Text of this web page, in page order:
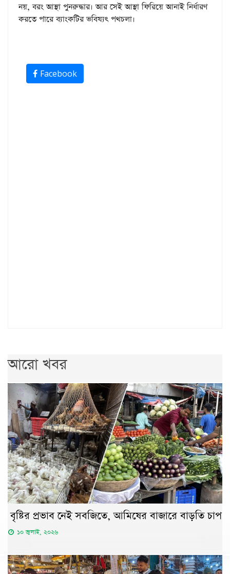
নয়, বরং আস্থা পুনরুদ্ধার। আর সেই আস্থা ফিরিয়ে আনাই নির্ধারণ
করতে পারে ব্যাংকটির ভবিষ্যৎ পথচলা।
Facebook
আরো খবর
বৃষ্টির প্রভাব নেই সবজিতে, আমিষের বাজারে বাড়তি চাপ
১০ জুলাই, ২০২৬